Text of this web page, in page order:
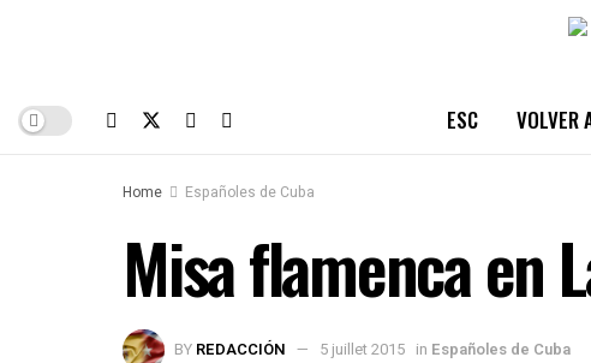
ESC VOLVER
Home Españoles de Cuba
Misa flamenca en
BY REDACCIÓN 5 juillet 2015 in Españoles de Cuba